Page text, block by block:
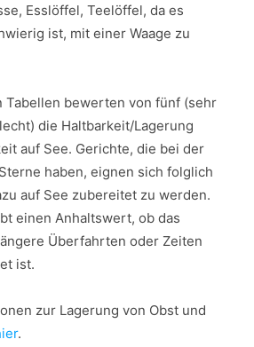
Esslöffel, Teelöffel, da es
ist, mit einer Waage zu
Tabellen bewerten von fünf (sehr
die Haltbarkeit/Lagerung
auf See. Gerichte, die bei der
haben, eignen sich folglich
auf See zubereitet zu werden.
einen Anhaltswert, ob das
Überfahrten oder Zeiten
ist.
zur Lagerung von Obst und
.